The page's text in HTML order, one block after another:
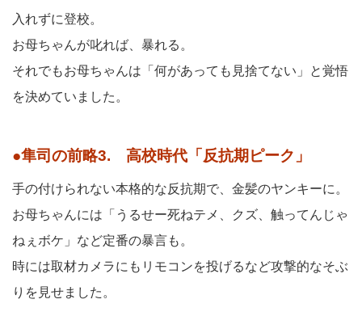
入れずに登校。
お母ちゃんが叱れば、暴れる。
それでもお母ちゃんは「何があっても見捨てない」と覚悟
を決めていました。
●隼司の前略3. 高校時代「反抗期ピーク」
手の付けられない本格的な反抗期で、金髪のヤンキーに。
お母ちゃんには「うるせー死ねテメ、クズ、触ってんじゃ
ねぇボケ」など定番の暴言も。
時には取材カメラにもリモコンを投げるなど攻撃的なそぶ
りを見せました。